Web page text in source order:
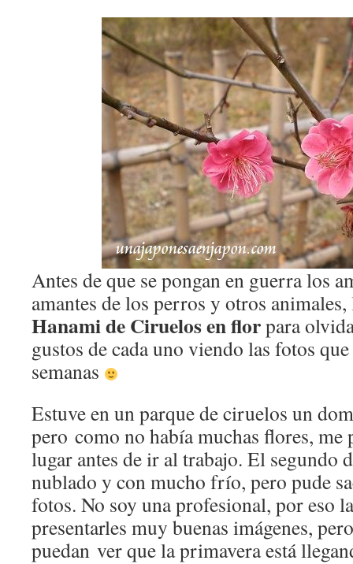
Antes de que se pongan en guerra los
amantes de los perros y otros
Hanami de Ciruelos en florpara
gustos de cada uno viendo las fotos que
semanas
Estuve en un parque de ciruelos un
pero como no había muchas flores, me
lugar antes de ir al trabajo. El segundo
nublado y con mucho frío, pero pude
fotos. No soy una profesional, por eso
presentarles muy buenas imágenes,
puedan ver que la primavera está